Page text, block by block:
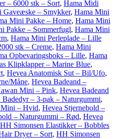
– 6000 stk – Sort, Hama Midi
Gaveæske – Smykker, Hama Mini
Mini Pakke – Home, Hama Mini
Pakke – Sommerfugl, Hama Mini
, Hama Mini Perleplade – Lille
stk – Creme, Hama Mini
Opbevaringsboks – Lille, Hama
Klipklapper – Marine Blue,
, Hevea Anatomisk Sut – Bil/Ufo,
Måne, Hevea Badeand –
Mini – Pink, Hevea Badeand
Badedyr – 3-pak – Naturgummi,
Mini – Hvid, Hevea Stjernebold –
– Naturgummi – Rød, Hevea
HH Simonsen Elastikker – Bobbles
Dryer – Sort, HH Simonsen